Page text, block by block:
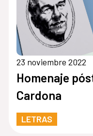
23 noviembre 2022
Homenaje
Cardona
LETRAS